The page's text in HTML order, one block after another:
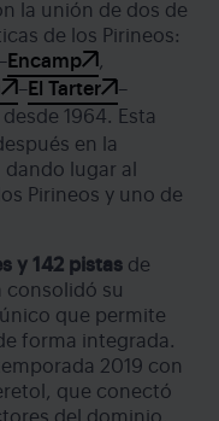
la unión de dos de
de los Pirineos:
–Encamp
,
–El Tarter
–
1964. Esta
en la
lugar al
Pirineos y uno de
y 142 pistas de
consolidó su
que permite
forma integrada.
2019 con
que conectó